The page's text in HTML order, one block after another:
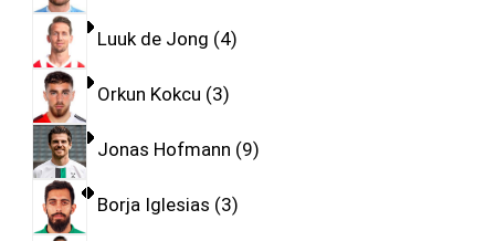
Luuk de Jong 4
Orkun Kokcu 3
Jonas Hofmann 9
Borja Iglesias 3